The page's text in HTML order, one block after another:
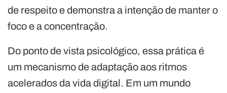
de respeito e demonstra a intenção de manter o
foco e a concentração.
Do ponto de vista psicológico, essa prática é
um mecanismo de adaptação aos ritmos
acelerados da vida digital. Em um mundo